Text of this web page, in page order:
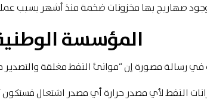
صهاريج بها مخزونات ضخمة منذ أشهر بسبب
المؤسسة
في رسالة مصورة إن “موانئ النفط مغلقة والتصدير
النفط لأي مصدر حرارة أي مصدر اشتعال فستكون